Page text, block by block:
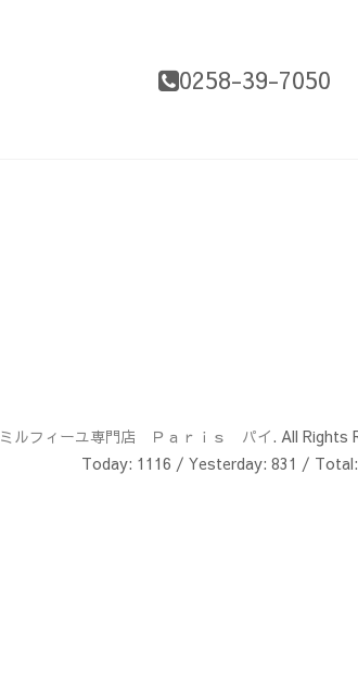
0258-39-7050
ミルフィーユ専門店 Ｐａｒｉｓ パイ. All Rights
Today: 1116 / Yesterday: 831 / Total: